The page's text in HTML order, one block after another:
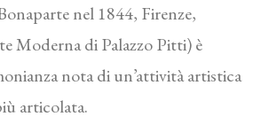
nel 1844, Firenze,
Moderna di Palazzo Pitti) è
nota di un’attività artistica
articolata.